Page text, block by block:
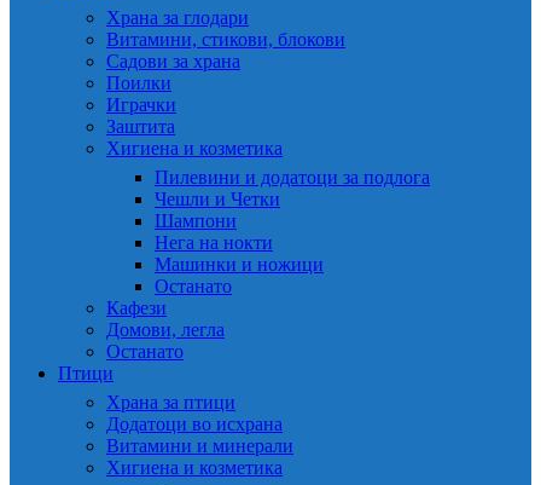
Храна за глодари
Витамини, стикови, блокови
Садови за храна
Поилки
Играчки
Заштита
Хигиена и козметика
Пилевини и додатоци за подлога
Чешли и Четки
Шампони
Нега на нокти
Машинки и ножици
Останато
Кафези
Домови, легла
Останато
Птици
Храна за птици
Додатоци во исхрана
Витамини и минерали
Хигиена и козметика